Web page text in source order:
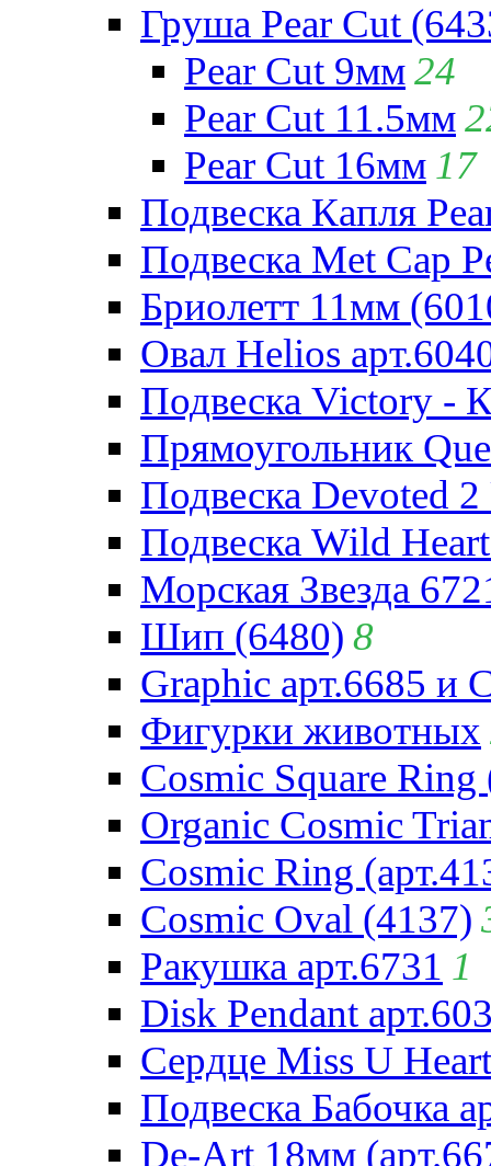
Груша Pear Cut
Pear Cut 9мм24
Pear Cut 11.5мм
Pear Cut 16мм 17
Подвеска Капля
Подвеска Met Cap
Бриолетт 11мм
Овал Helios
Подвеска Victory -
Прямоугольник
Подвеска Devoted
Подвеска Wild
Морская Звезда
Шип (6480) 8
Graphic арт.6685 и
Фигурки животных
Cosmic Square Ring
Organic Cosmic
Cosmic Ring
Cosmic Oval (4137)
Ракушка арт.6731 1
Disk Pendant
Сердце Miss U
Подвеска Бабочка
De-Art 18мм